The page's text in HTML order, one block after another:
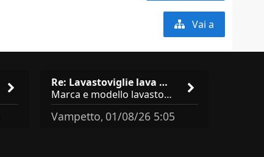
Vai a
Re: Lavastoviglie lava male: …
Marca e modello lavastoviglie? Programma e Deterisvo utilizzato ? Decalcificatore è regolato in in base alla durezza
Vampetto, 01/08/26 5:05